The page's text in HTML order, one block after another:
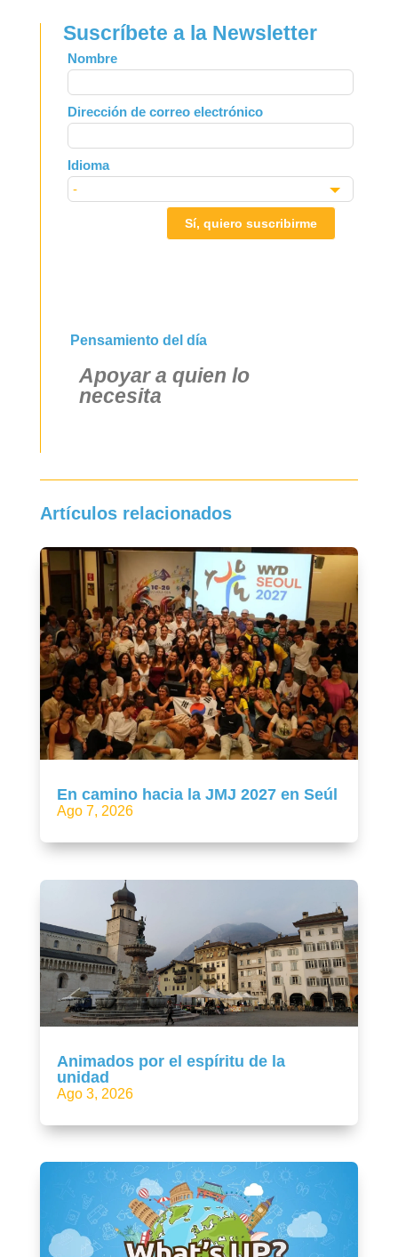
Suscríbete a la Newsletter
Leave
this
field
blank
Nombre
Dirección de correo electrónico
Idioma
Sí, quiero suscribirme
Pensamiento del día
Apoyar a quien lo
necesita
Artículos relacionados
En camino hacia la JMJ 2027 en Seúl
Ago 7, 2026
Animados por el espíritu de la
unidad
Ago 3, 2026